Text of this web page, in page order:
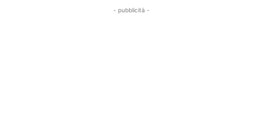
- pubblicità -